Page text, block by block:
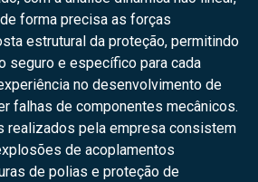
forma precisa as forças
estrutural da proteção, permitindo
seguro e específico para cada
no desenvolvimento de
falhas de componentes mecânicos.
realizados pela empresa consistem
de acoplamentos
de polias e proteção de